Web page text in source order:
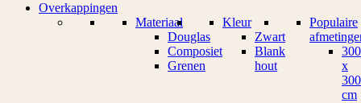
Overkappingen
Materiaal
Douglas
Composiet
Grenen
Kleur
Zwart
Blank
hout
Populaire
300
x
300
cm